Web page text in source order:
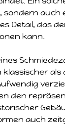
sondern auch
Detail, das
kann.
klassischer
den
auch